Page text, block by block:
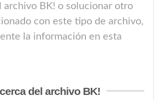
archivo BK! o solucionar otro
con este tipo de archivo,
la información en esta
del archivo BK!